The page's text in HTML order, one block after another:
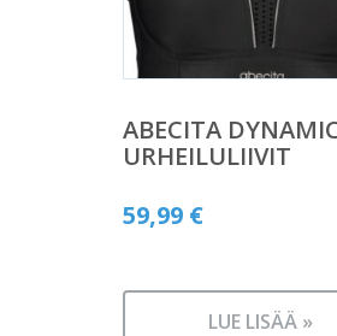
ABECITA
URHEILULIIVIT
59,99 €
LUE LISÄÄ »